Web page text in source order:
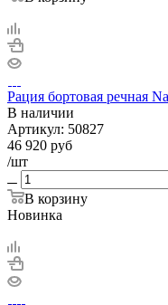
Рация бортовая речная
В наличии
Артикул: 50827
46 920 руб
/шт
В корзину
Новинка